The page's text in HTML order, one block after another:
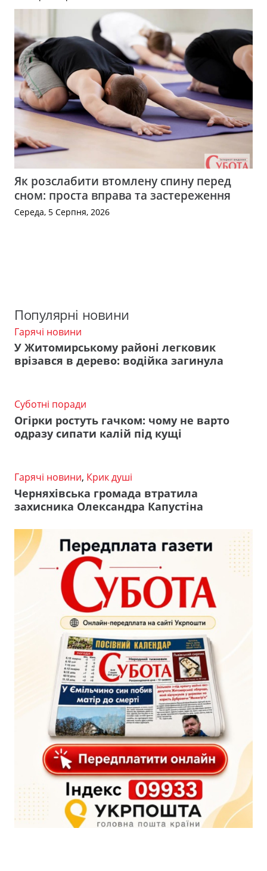
Як розслабити втомлену спину перед
сном: проста вправа та застереження
Середа, 5 Серпня, 2026
Популярні новини
Гарячі новини
У Житомирському районі легковик
врізався в дерево: водійка загинула
Суботні поради
Огірки ростуть гачком: чому не варто
одразу сипати калій під кущі
Гарячі новини, Крик душі
Черняхівська громада втратила
захисника Олександра Капустіна